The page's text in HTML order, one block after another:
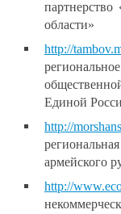
области»
http://
Единой
http://
армейского
http://